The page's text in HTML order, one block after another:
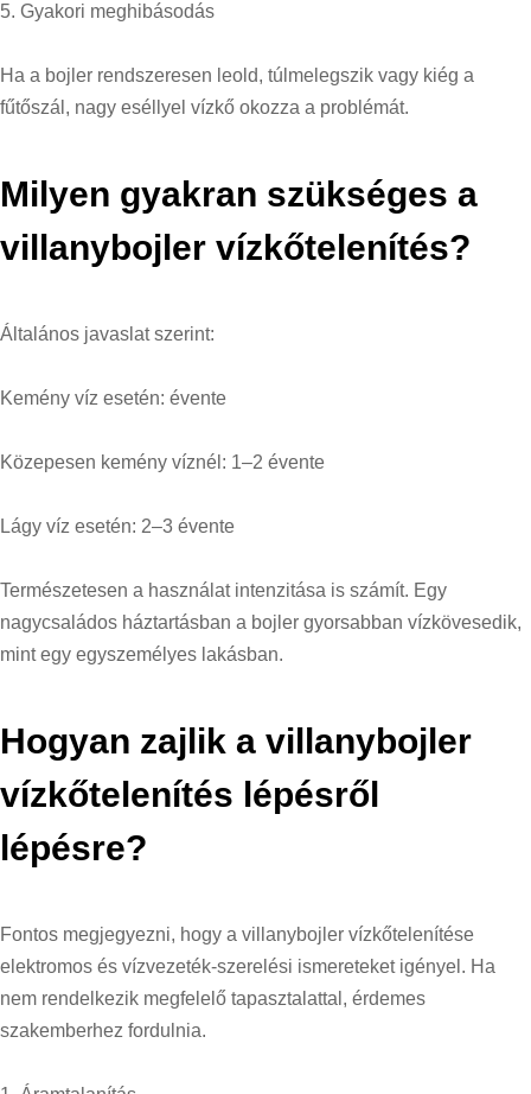
5. Gyakori meghibásodás
Ha a bojler rendszeresen leold, túlmelegszik vagy kiég a
fűtőszál, nagy eséllyel vízkő okozza a problémát.
Milyen gyakran szükséges a
villanybojler vízkőtelenítés?
Általános javaslat szerint:
Kemény víz esetén: évente
Közepesen kemény víznél: 1–2 évente
Lágy víz esetén: 2–3 évente
Természetesen a használat intenzitása is számít. Egy
nagycsaládos háztartásban a bojler gyorsabban vízkövesedik,
mint egy egyszemélyes lakásban.
Hogyan zajlik a villanybojler
vízkőtelenítés lépésről
lépésre?
Fontos megjegyezni, hogy a villanybojler vízkőtelenítése
elektromos és vízvezeték-szerelési ismereteket igényel. Ha
nem rendelkezik megfelelő tapasztalattal, érdemes
szakemberhez fordulnia.